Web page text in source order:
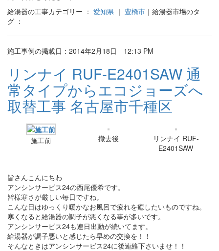
給湯器の工事カテゴリー ： 愛知県 ｜ 豊橋市 ｜給湯器市場のタ
グ ：
施工事例の掲載日：2014年2月18日 12:13 PM
リンナイ RUF-E2401SAW 通
常タイプからエコジョーズへ
取替工事 名古屋市千種区
施工前 撤去後
リンナイ RUF-
E2401SAW
皆さんこんにちわ
アンシンサービス24の西尾優希です。
皆様寒さが厳しい毎日ですね。
こんな日はゆっくり暖かなお風呂で疲れを癒したいものですね。
寒くなると給湯器の調子が悪くなる事が多いです。
アンシンサービス24も連日出動が続いてます。
給湯器が調子悪いと感じたら早めの交換を！！
そんなときはアンシンサービス24に後連絡下さいませ！！